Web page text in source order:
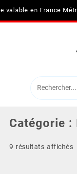
valable en France
Catégorie :
9 résultats affichés